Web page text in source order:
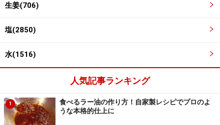
生姜(706)
塩(2850)
水(1516)
人気記事ランキング
1
食べるラー油の作り方！自家製レシピでプロのよ
うな本格的仕上に